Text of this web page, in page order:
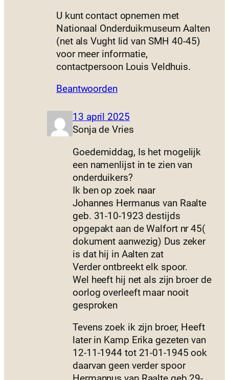
U kunt contact opnemen met
Nationaal Onderduikmuseum Aalten
(net als Vught lid van SMH 40-45)
voor meer informatie,
contactpersoon Louis Veldhuis.
Beantwoorden
13 april 2025
Sonja de Vries
Goedemiddag, Is het mogelijk
een namenlijst in te zien van
onderduikers?
Ik ben op zoek naar
Johannes Hermanus van Raalte
geb. 31-10-1923 destijds
opgepakt aan de Walfort nr 45(
dokument aanwezig) Dus zeker
is dat hij in Aalten zat
Verder ontbreekt elk spoor.
Wel heeft hij net als zijn broer de
oorlog overleeft maar nooit
gesproken
Tevens zoek ik zijn broer, Heeft
later in Kamp Erika gezeten van
12-11-1944 tot 21-01-1945 ook
daarvan geen verder spoor